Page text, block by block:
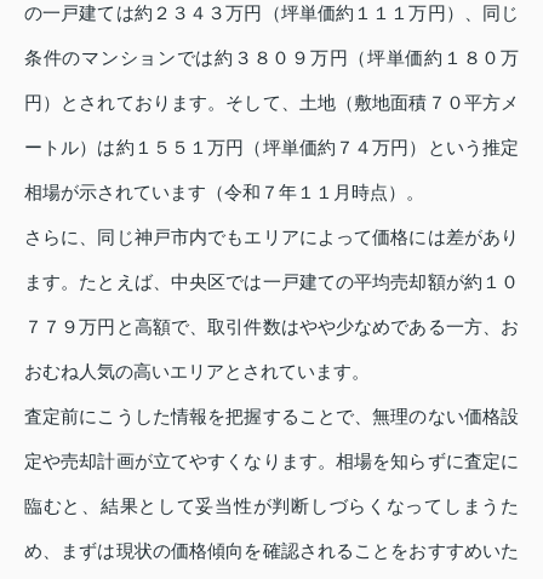
の一戸建ては約２３４３万円（坪単価約１１１万円）、同じ
条件のマンションでは約３８０９万円（坪単価約１８０万
円）とされております。そして、土地（敷地面積７０平方メ
ートル）は約１５５１万円（坪単価約７４万円）という推定
相場が示されています（令和７年１１月時点）。
さらに、同じ神戸市内でもエリアによって価格には差があり
ます。たとえば、中央区では一戸建ての平均売却額が約１０
７７９万円と高額で、取引件数はやや少なめである一方、お
おむね人気の高いエリアとされています。
査定前にこうした情報を把握することで、無理のない価格設
定や売却計画が立てやすくなります。相場を知らずに査定に
臨むと、結果として妥当性が判断しづらくなってしまうた
め、まずは現状の価格傾向を確認されることをおすすめいた